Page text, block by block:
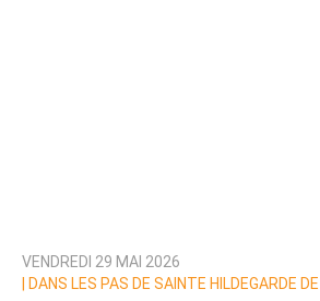
Prévenez-moi de tous les
VENDREDI 29 MAI 2026
DANS LES PAS DE SAINTE HILDEGARDE DE